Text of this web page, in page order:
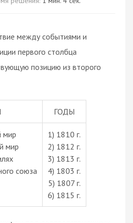
между событиями и
первого столбца
позицию из второго
ГОДЫ
мир
мир
союза
1) 1810 г.
2) 1812 г.
3) 1813 г.
4) 1803 г.
5) 1807 г.
6) 1815 г.